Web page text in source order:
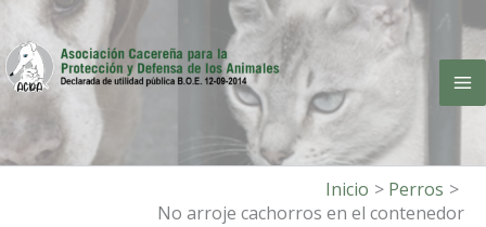
contenido
Inicio
Perros
No arroje cachorros en el contenedor